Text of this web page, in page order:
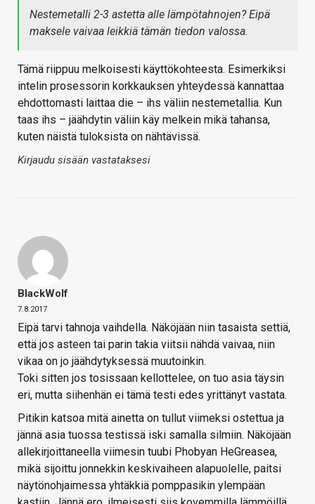
Nestemetalli 2-3 astetta alle lämpötahnojen? Eipä
maksele vaivaa leikkiä tämän tiedon valossa.
Tämä riippuu melkoisesti käyttökohteesta. Esimerkiksi
intelin prosessorin korkkauksen yhteydessä kannattaa
ehdottomasti laittaa die – ihs väliin nestemetallia. Kun
taas ihs – jäähdytin väliin käy melkein mikä tahansa,
kuten näistä tuloksista on nähtävissä.
Kirjaudu sisään vastataksesi
BlackWolf
7.8.2017
Eipä tarvi tahnoja vaihdella. Näköjään niin tasaista settiä,
että jos asteen tai parin takia viitsii nähdä vaivaa, niin
vikaa on jo jäähdytyksessä muutoinkin.
Toki sitten jos tosissaan kellottelee, on tuo asia täysin
eri, mutta siihenhän ei tämä testi edes yrittänyt vastata.
Pitikin katsoa mitä ainetta on tullut viimeksi ostettua ja
jännä asia tuossa testissä iski samalla silmiin. Näköjään
allekirjoittaneella viimesin tuubi Phobyan HeGreasea,
mikä sijoittu jonnekkin keskivaiheen alapuolelle, paitsi
näytönohjaimessa yhtäkkiä pomppasikin ylempään